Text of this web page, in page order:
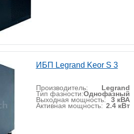
ИБП Legrand Keor S 3
Производитель: Legrand
Тип фазности:Однофазный
Выходная мощность: 3 кВА
Активная мощность: 2.4 кВт